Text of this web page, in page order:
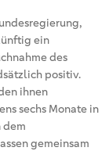
ein
des
positiv.
ihnen
sechs Monate in
dem
gemeinsam